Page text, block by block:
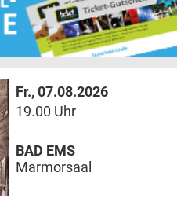
Fr., 07.08.2026
19.00 Uhr
BAD EMS
Marmorsaal